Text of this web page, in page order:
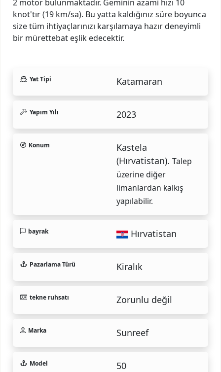
2 motor bulunmaktadır. Geminin azami hızı 10
knot'tır (19 km/sa). Bu yatta kaldığınız süre boyunca
size tüm ihtiyaçlarınızı karşılamaya hazır deneyimli
bir mürettebat eşlik edecektir.
Yat Tipi Katamaran
Yapım Yılı 2023
Konum
Kastela
(Hırvatistan). Talep
üzerine diğer
limanlardan kalkış
yapılabilir.
bayrak Hırvatistan
Pazarlama Türü Kiralık
tekne ruhsatı Zorunlu değil
Marka Sunreef
Model 50